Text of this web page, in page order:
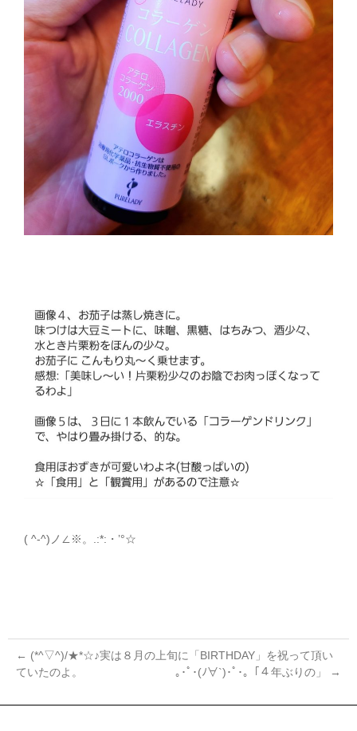
( ^-^)ノ∠※。.:*:・’°☆
投
稿
← (*^▽^)/★*☆♪実は８月の上旬に「BIRTHDAY」を祝って頂い
ていたのよ。
｡･ﾟ･(ﾉ∀`)･ﾟ･｡「４年ぶりの」 →